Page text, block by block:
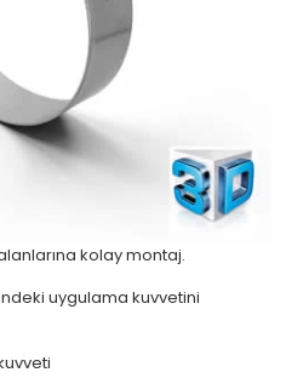
kolay montaj.
uygulama kuvvetini